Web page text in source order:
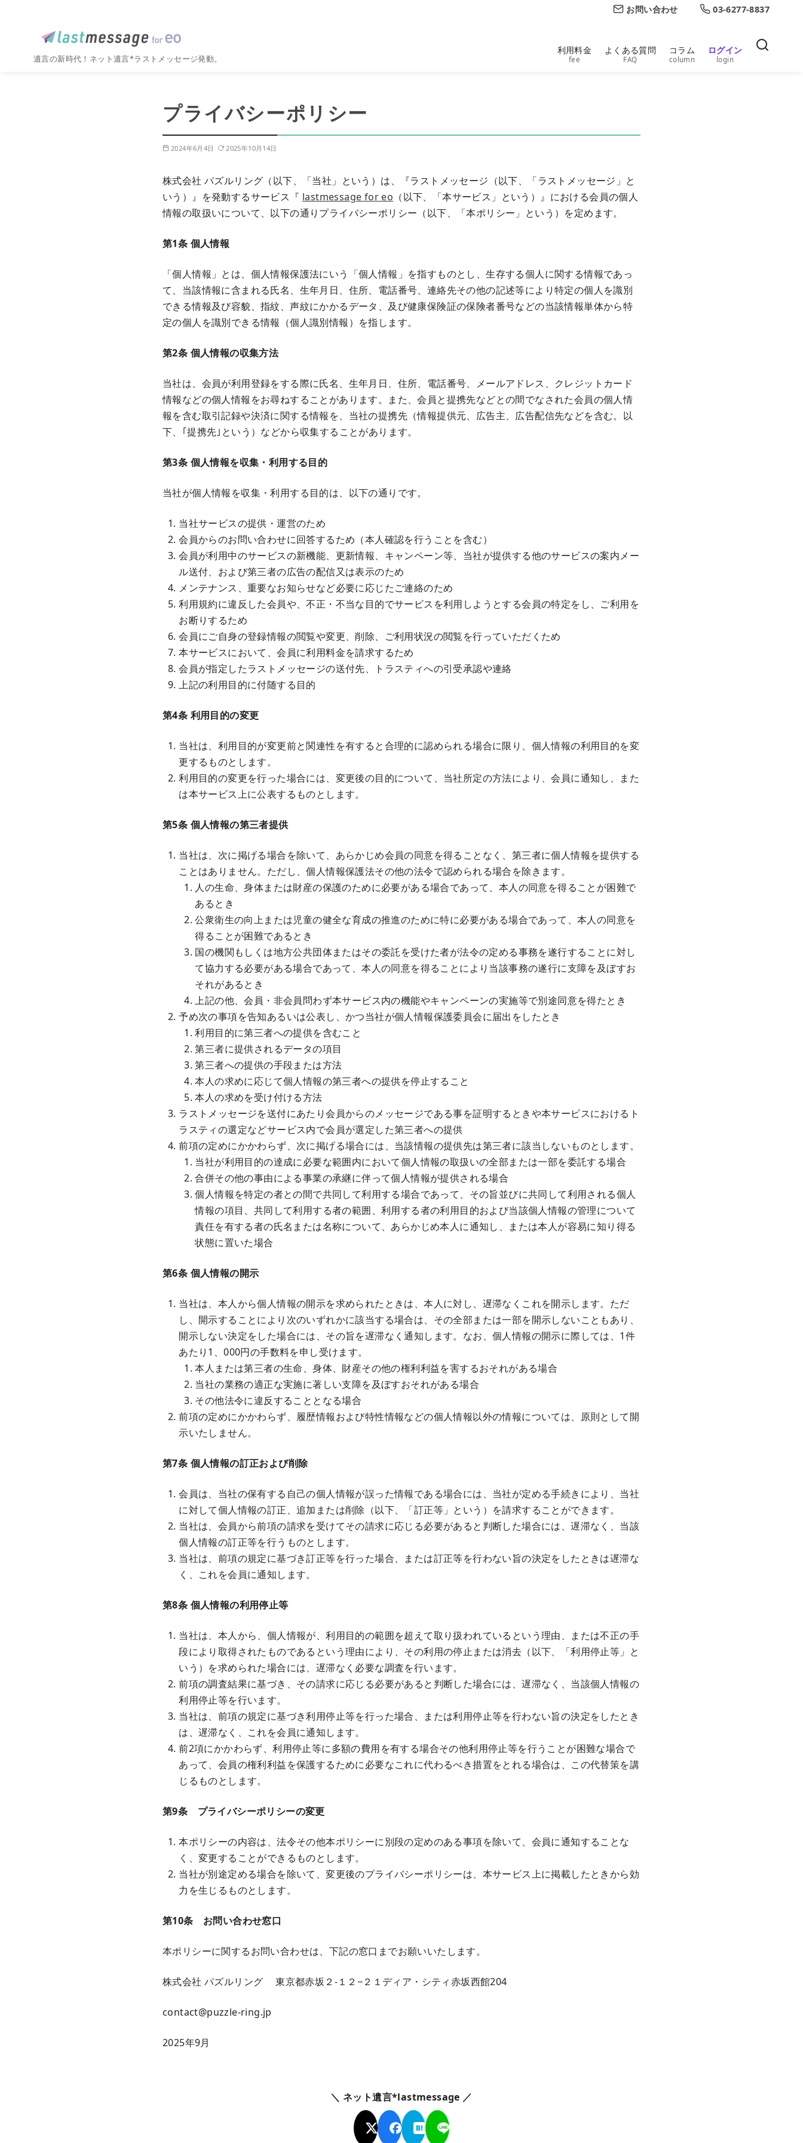
お問い合わせ 03-6277-8837
遺言の新時代！ネット遺言*ラストメッセージ発動。
利用料金
fee
よくある質問
FAQ
コラム
column
ログイン
login
プライバシーポリシー
2024年6月4日 2025年10月14日
株式会社 パズルリング（以下、「当社」という）は、『ラストメッセージ（以下、「ラストメッセージ」と
いう）』を発動するサービス『 lastmessage for eo （以下、「本サービス」という）』における会員の個人
情報の取扱いについて、以下の通りプライバシーポリシー（以下、「本ポリシー」という）を定めます。
第1条 個人情報
「個人情報」とは、個人情報保護法にいう「個人情報」を指すものとし、生存する個人に関する情報であっ
て、当該情報に含まれる氏名、生年月日、住所、電話番号、連絡先その他の記述等により特定の個人を識別
できる情報及び容貌、指紋、声紋にかかるデータ、及び健康保険証の保険者番号などの当該情報単体から特
定の個人を識別できる情報（個人識別情報）を指します。
第2条 個人情報の収集方法
当社は、会員が利用登録をする際に氏名、生年月日、住所、電話番号、メールアドレス、クレジットカード
情報などの個人情報をお尋ねすることがあります。また、会員と提携先などとの間でなされた会員の個人情
報を含む取引記録や決済に関する情報を、当社の提携先（情報提供元、広告主、広告配信先などを含む。以
下、｢提携先｣という）などから収集することがあります。
第3条 個人情報を収集・利用する目的
当社が個人情報を収集・利用する目的は、以下の通りです。
当社サービスの提供・運営のため
会員からのお問い合わせに回答するため（本人確認を行うことを含む）
会員が利用中のサービスの新機能、更新情報、キャンペーン等、当社が提供する他のサービスの案内メー
ル送付、および第三者の広告の配信又は表示のため
メンテナンス、重要なお知らせなど必要に応じたご連絡のため
利用規約に違反した会員や、不正・不当な目的でサービスを利用しようとする会員の特定をし、ご利用を
お断りするため
会員にご自身の登録情報の閲覧や変更、削除、ご利用状況の閲覧を行っていただくため
本サービスにおいて、会員に利用料金を請求するため
会員が指定したラストメッセージの送付先、トラスティへの引受承認や連絡
上記の利用目的に付随する目的
第4条 利用目的の変更
当社は、利用目的が変更前と関連性を有すると合理的に認められる場合に限り、個人情報の利用目的を変
更するものとします。
利用目的の変更を行った場合には、変更後の目的について、当社所定の方法により、会員に通知し、また
は本サービス上に公表するものとします。
第5条 個人情報の第三者提供
当社は、次に掲げる場合を除いて、あらかじめ会員の同意を得ることなく、第三者に個人情報を提供する
ことはありません。ただし、個人情報保護法その他の法令で認められる場合を除きます。
人の生命、身体または財産の保護のために必要がある場合であって、本人の同意を得ることが困難で
あるとき
公衆衛生の向上または児童の健全な育成の推進のために特に必要がある場合であって、本人の同意を
得ることが困難であるとき
国の機関もしくは地方公共団体またはその委託を受けた者が法令の定める事務を遂行することに対し
て協力する必要がある場合であって、本人の同意を得ることにより当該事務の遂行に支障を及ぼすお
それがあるとき
上記の他、会員・非会員問わず本サービス内の機能やキャンペーンの実施等で別途同意を得たとき
予め次の事項を告知あるいは公表し、かつ当社が個人情報保護委員会に届出をしたとき
利用目的に第三者への提供を含むこと
第三者に提供されるデータの項目
第三者への提供の手段または方法
本人の求めに応じて個人情報の第三者への提供を停止すること
本人の求めを受け付ける方法
ラストメッセージを送付にあたり会員からのメッセージである事を証明するときや本サービスにおけるト
ラスティの選定などサービス内で会員が選定した第三者への提供
前項の定めにかかわらず、次に掲げる場合には、当該情報の提供先は第三者に該当しないものとします。
当社が利用目的の達成に必要な範囲内において個人情報の取扱いの全部または一部を委託する場合
合併その他の事由による事業の承継に伴って個人情報が提供される場合
個人情報を特定の者との間で共同して利用する場合であって、その旨並びに共同して利用される個人
情報の項目、共同して利用する者の範囲、利用する者の利用目的および当該個人情報の管理について
責任を有する者の氏名または名称について、あらかじめ本人に通知し、または本人が容易に知り得る
状態に置いた場合
第6条 個人情報の開示
当社は、本人から個人情報の開示を求められたときは、本人に対し、遅滞なくこれを開示します。ただ
し、開示することにより次のいずれかに該当する場合は、その全部または一部を開示しないこともあり、
開示しない決定をした場合には、その旨を遅滞なく通知します。なお、個人情報の開示に際しては、1件
あたり1、000円の手数料を申し受けます。
本人または第三者の生命、身体、財産その他の権利利益を害するおそれがある場合
当社の業務の適正な実施に著しい支障を及ぼすおそれがある場合
その他法令に違反することとなる場合
前項の定めにかかわらず、履歴情報および特性情報などの個人情報以外の情報については、原則として開
示いたしません。
第7条 個人情報の訂正および削除
会員は、当社の保有する自己の個人情報が誤った情報である場合には、当社が定める手続きにより、当社
に対して個人情報の訂正、追加または削除（以下、「訂正等」という）を請求することができます。
当社は、会員から前項の請求を受けてその請求に応じる必要があると判断した場合には、遅滞なく、当該
個人情報の訂正等を行うものとします。
当社は、前項の規定に基づき訂正等を行った場合、または訂正等を行わない旨の決定をしたときは遅滞な
く、これを会員に通知します。
第8条 個人情報の利用停止等
当社は、本人から、個人情報が、利用目的の範囲を超えて取り扱われているという理由、または不正の手
段により取得されたものであるという理由により、その利用の停止または消去（以下、「利用停止等」と
いう）を求められた場合には、遅滞なく必要な調査を行います。
前項の調査結果に基づき、その請求に応じる必要があると判断した場合には、遅滞なく、当該個人情報の
利用停止等を行います。
当社は、前項の規定に基づき利用停止等を行った場合、または利用停止等を行わない旨の決定をしたとき
は、遅滞なく、これを会員に通知します。
前2項にかかわらず、利用停止等に多額の費用を有する場合その他利用停止等を行うことが困難な場合で
あって、会員の権利利益を保護するために必要なこれに代わるべき措置をとれる場合は、この代替策を講
じるものとします。
第9条 プライバシーポリシーの変更
本ポリシーの内容は、法令その他本ポリシーに別段の定めのある事項を除いて、会員に通知することな
く、変更することができるものとします。
当社が別途定める場合を除いて、変更後のプライバシーポリシーは、本サービス上に掲載したときから効
力を生じるものとします。
第10条 お問い合わせ窓口
本ポリシーに関するお問い合わせは、下記の窓口までお願いいたします。
株式会社 パズルリング 東京都赤坂２-１２−２１ディア・シティ赤坂西館204
contact@puzzle-ring.jp
2025年9月
＼ ネット遺言*lastmessage ／